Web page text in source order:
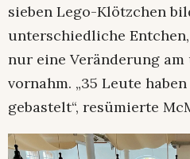
sieben Lego-Klötzchen
unterschiedliche
nur eine Veränderung
vornahm. „35 Leute
gebastelt“, resümierte